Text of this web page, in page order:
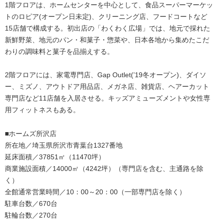
1階フロアは、ホームセンターを中心として、食品スーパーマーケッ
トのロピア(オープン日未定)、クリーニング店、フードコートなど
15店舗で構成する。初出店の「わくわく広場」では、地元で採れた
新鮮野菜、地元のパン・和菓子・惣菜や、日本各地から集めたこだ
わりの調味料と菓子を品揃えする。
2階フロアには、家電専門店、Gap Outlet(’19冬オープン)、ダイソ
ー、ミズノ、アウトドア用品店、メガネ店、雑貨店、ヘアーカット
専門店など11店舗を入居させる。キッズアミューズメントや女性専
用フィットネスもある。
■ホームズ所沢店
所在地／埼玉県所沢市青葉台1327番地
延床面積／37851㎡（11470坪）
商業施設面積／14000㎡（4242坪）（専門店を含む、主通路を除
く）
全館通常営業時間／10：00～20：00（一部専門店を除く）
駐車台数／670台
駐輪台数／270台